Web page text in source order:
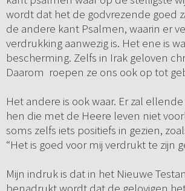
wordt dat het de godvrezende goed
de andere kant Psalmen, waarin er
verdrukking aanwezig is. Het ene is
bescherming. Zelfs in Irak geloven
Daarom roepen ze ons ook op tot
Het andere is ook waar. Er zal
hen die met de Heere leven niet
soms zelfs iets positiefs in gezien,
“Het is goed voor mij verdrukt te zijn
Mijn indruk is dat in het Nieuwe